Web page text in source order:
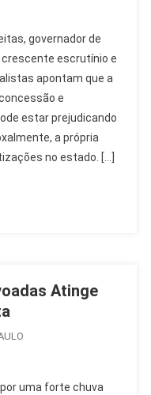
governador de
crescente escrutínio e
apontam que a
e
estar prejudicando
a própria
no estado. […]
Atinge
uma forte chuva